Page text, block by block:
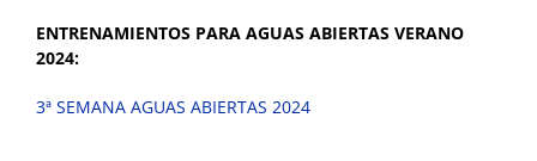
ENTRENAMIENTOS PARA AGUAS ABIERTAS VERANO
2024:
3ª SEMANA AGUAS ABIERTAS 2024